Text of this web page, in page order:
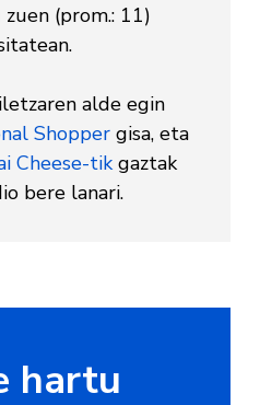
(prom.: 11)
alde egin
Shopper gisa, eta
Cheese-tikgaztak
bere lanari.
hartu